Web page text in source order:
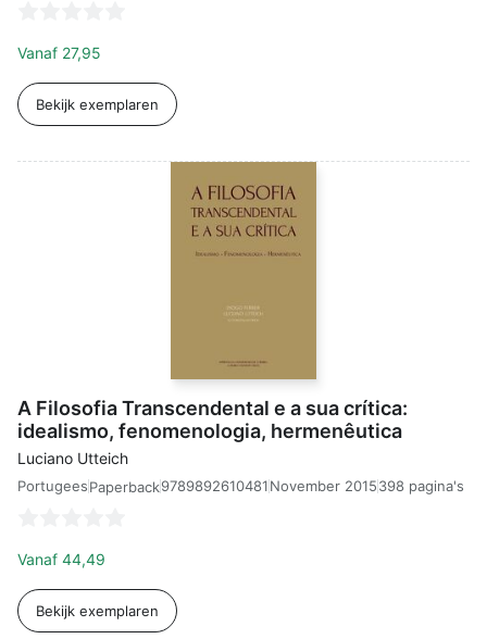
Vanaf 27,95
Bekijk exemplaren
A Filosofia Transcendental e a sua crítica:
idealismo, fenomenologia, hermenêutica
Luciano Utteich
PortugeesPaperback9789892610481November 2015398 pagina's
Vanaf 44,49
Bekijk exemplaren